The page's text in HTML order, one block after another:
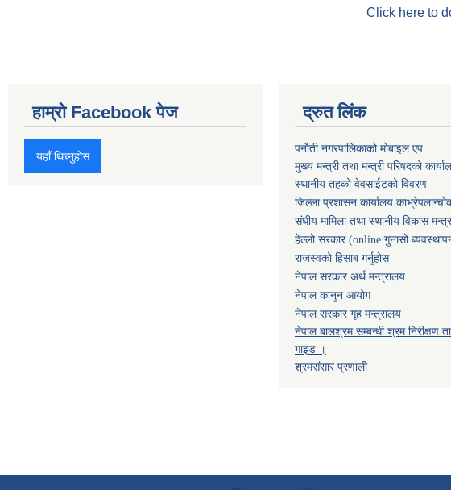
Click here to
हाम्रो Facebook पेज
यहाँ थिच्नुहोस
द्रुत लिंक
पनौती नगरपालिकाको मोबाइल एप
मुख्य मन्त्री तथा मन्त्री परिषदको
स्थानीय तहको वेवसाईटको विवरण
जिल्ला प्रशासन कार्यालय
संघीय मामिला तथा स्थानीय विकास
हेल्लो सरकार (online गुनासो
राजस्वको हिसाब गर्नुहोस
नेपाल सरकार अर्थ मन्त्रालय
नेपाल कानुन आयोग
नेपाल सरकार गृह मन्त्रालय
नेपाल बालश्रम सम्बन्धी श्रम निरीक्षण
गाइड ।
श्रमसंसार प्रणाली